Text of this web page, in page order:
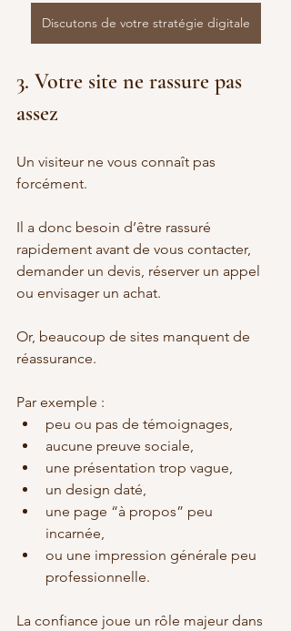
Discutons de votre stratégie digitale
3. Votre site ne rassure pas
assez
Un visiteur ne vous connaît pas
forcément.
Il a donc besoin d’être rassuré
rapidement avant de vous contacter,
demander un devis, réserver un appel
ou envisager un achat.
Or, beaucoup de sites manquent de
réassurance.
Par exemple :
peu ou pas de témoignages,
aucune preuve sociale,
une présentation trop vague,
un design daté,
une page “à propos” peu
incarnée,
ou une impression générale peu
professionnelle.
La confiance joue un rôle majeur dans